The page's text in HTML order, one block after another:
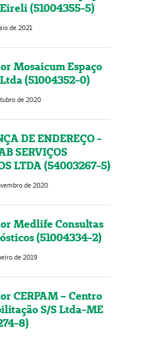
(51004355-5)
de 2021
Mosaicum Espaço
(51004352-0)
de 2020
DE ENDEREÇO -
SERVIÇOS
LTDA (54003267-5)
de 2020
Medlife Consultas
(51004334-2)
de 2019
CERPAM – Centro
S/S Ltda-ME
8)